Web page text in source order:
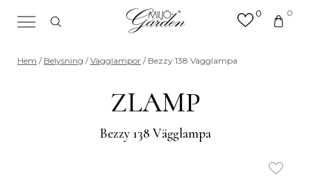
0 0
Sök efter valfri produkt eller
kategori
Hem / Belysning /Vägglampor / Bezzy 138 Vägglampa
ZLAMP
Bezzy 138 Vägglampa